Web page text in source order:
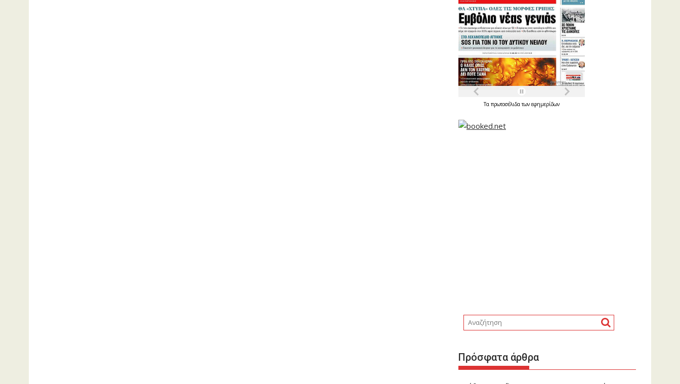
Τα πρωτοσέλιδατων εφημερίδων
Πρόσφατα άρθρα